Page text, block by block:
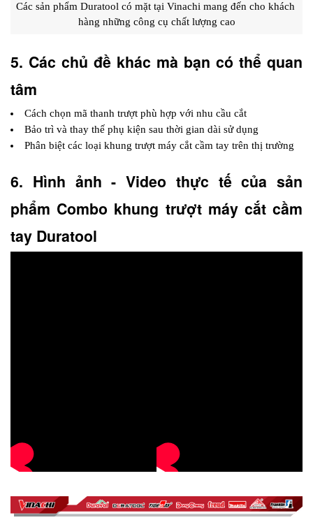
Các sản phẩm Duratool có mặt tại Vinachi mang đến cho khách
hàng những công cụ chất lượng cao
5. Các chủ đề khác mà bạn có thể quan
tâm
Cách chọn mã thanh trượt phù hợp với nhu cầu cắt
Bảo trì và thay thế phụ kiện sau thời gian dài sử dụng
Phân biệt các loại khung trượt máy cắt cầm tay trên thị trường
6. Hình ảnh - Video thực tế của sản
phẩm Combo khung trượt máy cắt cầm
tay Duratool